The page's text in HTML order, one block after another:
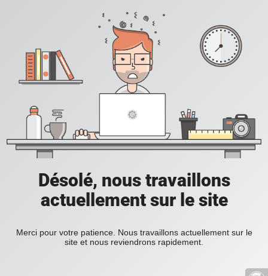
Désolé, nous travaillons
actuellement sur le site
Merci pour votre patience. Nous travaillons actuellement sur le
site et nous reviendrons rapidement.